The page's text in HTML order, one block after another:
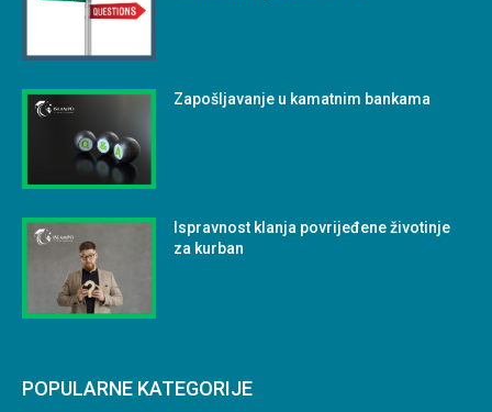
Zapošljavanje u kamatnim bankama
Ispravnost klanja povrijeđene životinje
za kurban
POPULARNE KATEGORIJE